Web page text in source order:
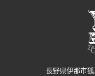
長野県伊那市